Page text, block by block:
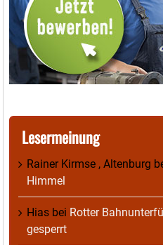
Lesermeinung
Rainer Kirmse , Altenburg
Himmel
Hias bei Rotter
gesperrt